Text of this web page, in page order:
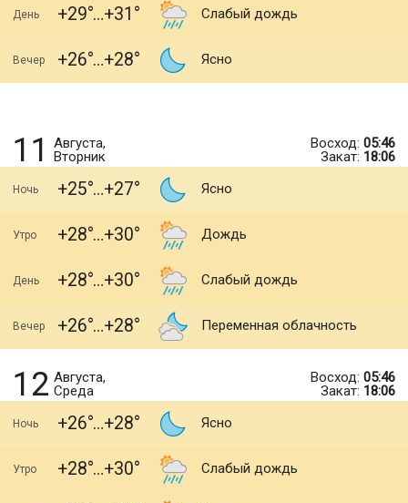
День +29 +31 Слабый дождь
Вечер +26 +28 Ясно
11
Августа,
Вторник
Восход: 05:46
Закат: 18:06
Ночь +25 +27 Ясно
Утро +28 +30 Дождь
День +28 +30 Слабый дождь
Вечер +26 +28 Переменная облачность
12 Августа,
Среда
Восход: 05:46
Закат: 18:06
Ночь +26 +28 Ясно
Утро +28 +30 Слабый дождь